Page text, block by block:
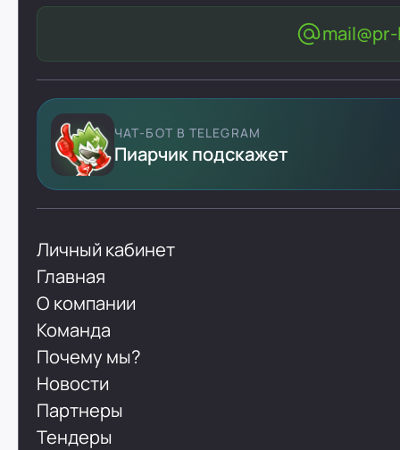
ЧАТ-БОТ В TELEGRAM
Пиарчик подскажет
Личный кабинет
Главная
О компании
Команда
Почему мы?
Новости
Партнеры
Тендеры